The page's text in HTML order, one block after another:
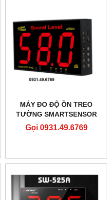
MÁY ĐO ĐỘ ỒN TREO
TƯỜNG SMARTSENSOR
AR884A
Gọi 0931.49.6769